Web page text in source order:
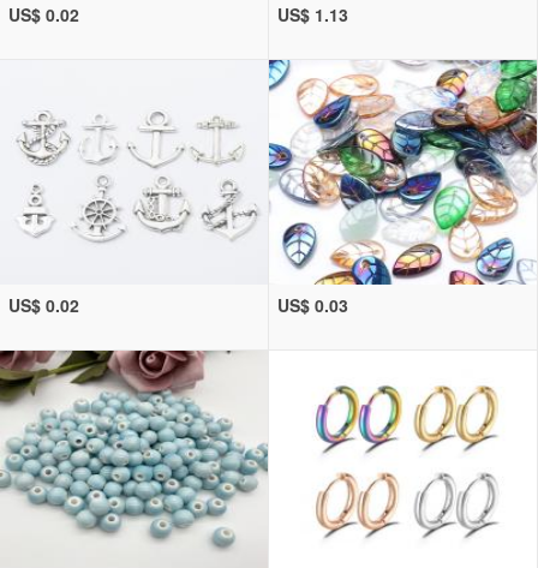
US$ 0.02 US$ 1.13
US$ 0.02 US$ 0.03